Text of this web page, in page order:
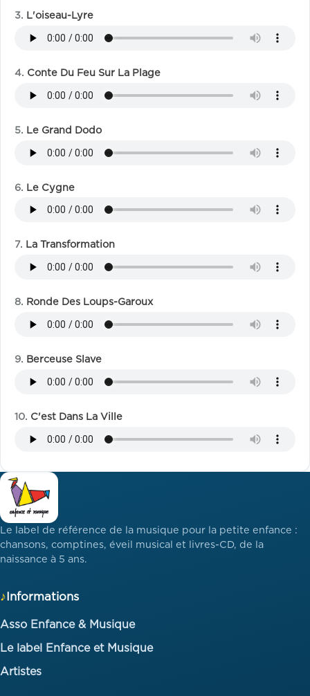
L'oiseau-Lyre
Conte Du Feu Sur La Plage
Le Grand Dodo
Le Cygne
La Transformation
Ronde Des Loups-Garoux
Berceuse Slave
C'est Dans La Ville
Le label de référence de la musique pour la petite enfance :
chansons, comptines, éveil musical et livres-CD, de la
naissance à 5 ans.
Informations
Asso Enfance & Musique
Le label Enfance et Musique
Artistes